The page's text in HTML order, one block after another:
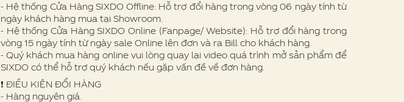
- Hệ thống Cửa Hàng SIXDO Offline: Hỗ trợ đổi hàng trong vòng 06 ngày tính từ
ngày khách hàng mua tại Showroom.
- Hệ thống Cửa Hàng SIXDO Online (Fanpage/ Website): Hỗ trợ đổi hàng trong
vòng 15 ngày tính từ ngày sale Online lên đơn và ra Bill cho khách hàng.
- Quý khách mua hàng online vui lòng quay lại video quá trình mở sản phẩm để
SIXDO có thể hỗ trợ quý khách nếu gặp vấn đề về đơn hàng.
❗ ️ĐIỀU KIỆN ĐỔI HÀNG
- Hàng nguyên giá.